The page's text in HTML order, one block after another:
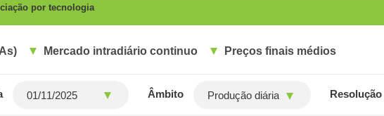
por tecnologia
Mercado intradiário continuo Preços finais médios
Âmbito Produção diária Resolução